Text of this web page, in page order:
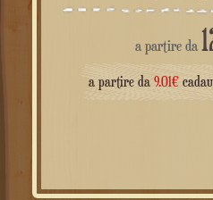
a partire da
a partire da 9.01€